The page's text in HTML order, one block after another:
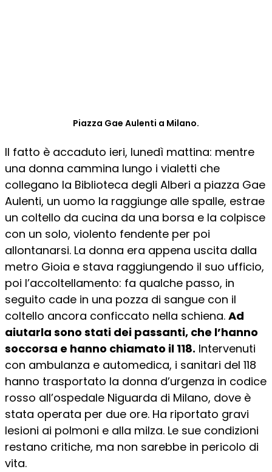
Piazza Gae Aulenti a Milano.
Il fatto è accaduto ieri, lunedì mattina: mentre
una donna cammina lungo i vialetti che
collegano la Biblioteca degli Alberi a piazza Gae
Aulenti, un uomo la raggiunge alle spalle, estrae
un coltello da cucina da una borsa e la colpisce
con un solo, violento fendente per poi
allontanarsi. La donna era appena uscita dalla
metro Gioia e stava raggiungendo il suo ufficio,
poi l’accoltellamento: fa qualche passo, in
seguito cade in una pozza di sangue con il
coltello ancora conficcato nella schiena. Ad
aiutarla sono stati dei passanti, che l’hanno
soccorsa e hanno chiamato il 118. Intervenuti
con ambulanza e automedica, i sanitari del 118
hanno trasportato la donna d’urgenza in codice
rosso all’ospedale Niguarda di Milano, dove è
stata operata per due ore. Ha riportato gravi
lesioni ai polmoni e alla milza. Le sue condizioni
restano critiche, ma non sarebbe in pericolo di
vita.